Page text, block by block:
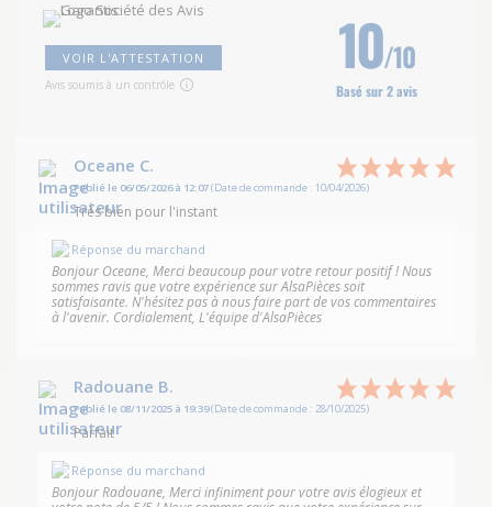
VOIR L'ATTESTATION
Avis soumis à un contrôle
10/10
Basé sur 2 avis
Oceane C.
Publié le 06/05/2026 à 12:07(Date de commande : 10/04/2026)
Très bien pour l'instant
Réponse du marchand
Bonjour Oceane, Merci beaucoup pour votre retour positif ! Nous
sommes ravis que votre expérience sur AlsaPièces soit
satisfaisante. N'hésitez pas à nous faire part de vos commentaires
à l'avenir. Cordialement, L'équipe d'AlsaPièces
Radouane B.
Publié le 08/11/2025 à 19:39(Date de commande : 28/10/2025)
Parfait
Réponse du marchand
Bonjour Radouane, Merci infiniment pour votre avis élogieux et